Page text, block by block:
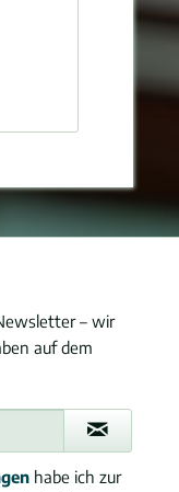
pour
– wir
auf dem
habe ich zur